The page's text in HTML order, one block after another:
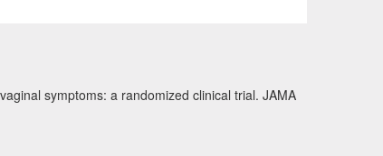
symptoms: a randomized clinical trial. JAMA